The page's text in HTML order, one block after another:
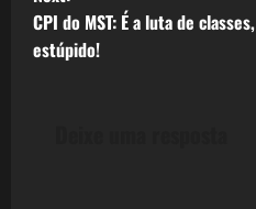
t
CPI do MST: É a luta de classes,
estúpido!